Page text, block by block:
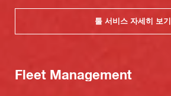
툴 서비스 자세히 보기
Fleet Management